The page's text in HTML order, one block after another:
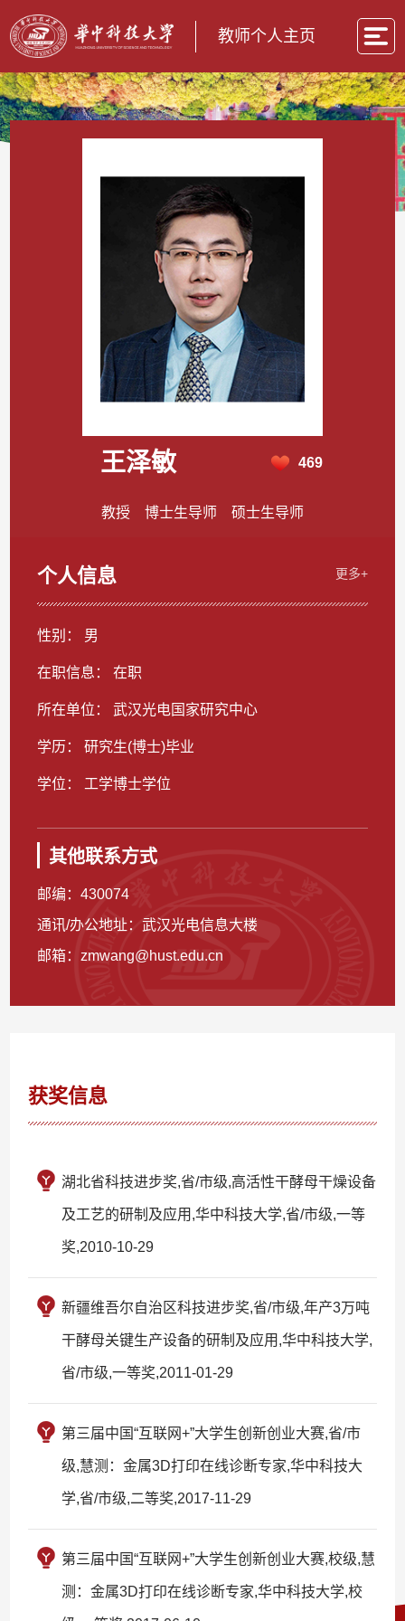
教师个人主页
王泽敏 469
教授 博士生导师 硕士生导师
个人信息 更多+
性别： 男
在职信息： 在职
所在单位： 武汉光电国家研究中心
学历： 研究生(博士)毕业
学位： 工学博士学位
其他联系方式
邮编：430074
通讯/办公地址：武汉光电信息大楼
邮箱：zmwang@hust.edu.cn
获奖信息
湖北省科技进步奖,省/市级,高活性干酵母干燥设备
及工艺的研制及应用,华中科技大学,省/市级,一等
奖,2010-10-29
新疆维吾尔自治区科技进步奖,省/市级,年产3万吨
干酵母关键生产设备的研制及应用,华中科技大学,
省/市级,一等奖,2011-01-29
第三届中国“互联网+”大学生创新创业大赛,省/市
级,慧测：金属3D打印在线诊断专家,华中科技大
学,省/市级,二等奖,2017-11-29
第三届中国“互联网+”大学生创新创业大赛,校级,慧
测：金属3D打印在线诊断专家,华中科技大学,校